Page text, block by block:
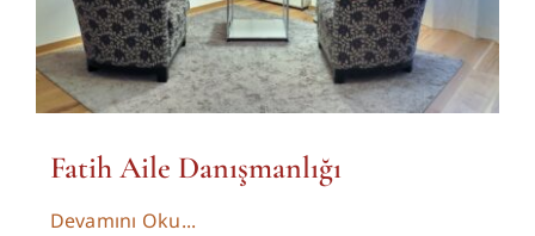
Fatih Aile Danışmanlığı
Devamını Oku...